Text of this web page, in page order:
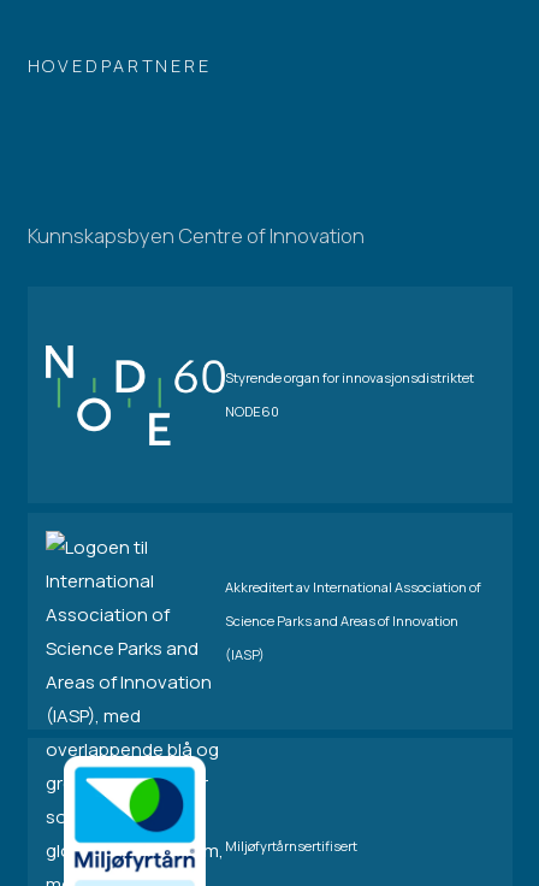
HOVEDPARTNERE
Kunnskapsbyen Centre of Innovation
Styrende organ for innovasjonsdistriktet
NODE60
Akkreditert av International Association of
Science Parks and Areas of Innovation
(IASP)
Miljøfyrtårnsertifisert